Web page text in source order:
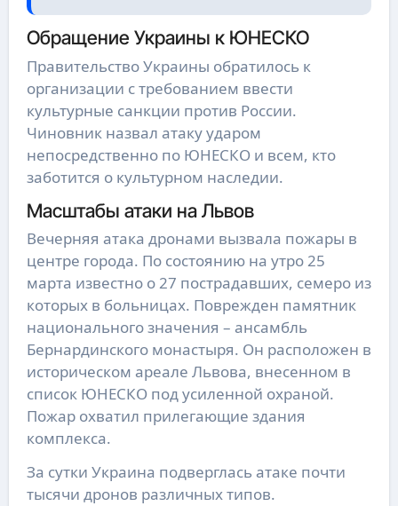
Обращение Украины к ЮНЕСКО
Правительство Украины обратилось к
организации с требованием ввести
культурные санкции против России.
Чиновник назвал атаку ударом
непосредственно по ЮНЕСКО и всем, кто
заботится о культурном наследии.
Масштабы атаки на Львов
Вечерняя атака дронами вызвала пожары в
центре города. По состоянию на утро 25
марта известно о 27 пострадавших, семеро из
которых в больницах. Поврежден памятник
национального значения – ансамбль
Бернардинского монастыря. Он расположен в
историческом ареале Львова, внесенном в
список ЮНЕСКО под усиленной охраной.
Пожар охватил прилегающие здания
комплекса.
За сутки Украина подверглась атаке почти
тысячи дронов различных типов.